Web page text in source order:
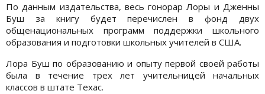
По данным издательства, весь гонорар Лоры и Дженны
Буш за книгу будет перечислен в фонд двух
общенациональных программ поддержки школьного
образования и подготовки школьных учителей в США.
Лора Буш по образованию и опыту первой своей работы
была в течение трех лет учительницей начальных
классов в штате Техас.